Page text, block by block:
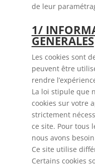
de leur
1/
GENERALES
Les cookies sont
peuvent être
rendre
La loi stipule que
cookies sur votre
strictement
ce site. Pour tous
nous avons
Ce site utilise
Certains cookies